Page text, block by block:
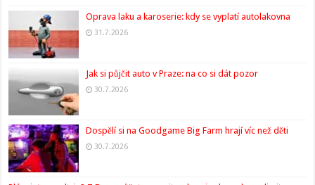
Oprava laku a karoserie: kdy se vyplatí autolakovna
31.7.2026
Jak si půjčit auto v Praze: na co si dát pozor
30.7.2026
Dospělí si na Goodgame Big Farm hrají víc než děti
30.7.2026